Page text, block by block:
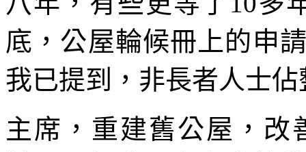
底，公屋輪候冊上的申
我已提到，非長者人士
主席，重建舊公屋，改